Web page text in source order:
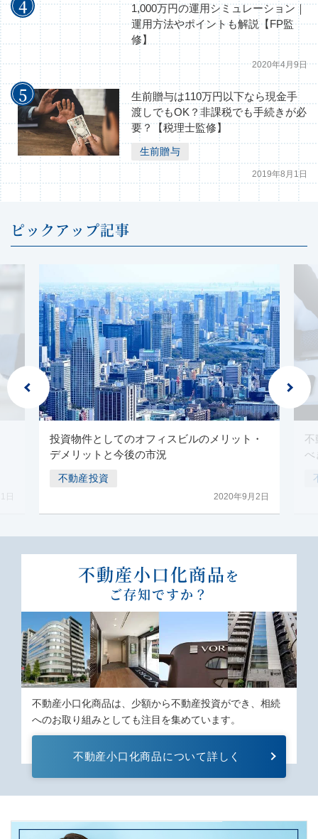
1,000万円の運用シミュレーション｜
運用方法やポイントも解説【FP監
修】
2020年4月9日
生前贈与は110万円以下なら現金手
渡しでもOK？非課税でも手続きが必
要？【税理士監修】
生前贈与
2019年8月1日
ピックアップ記事
投資物件としてのオフィスビルのメリット・
デメリットと今後の市況
不動産投資
2020年9月2日
不
べ
不動産⼩⼝化商品を
ご存知ですか？
不動産⼩⼝化商品は、少額から不動産投資ができ、相続
へのお取り組みとしても注⽬を集めています。
不動産⼩⼝化商品について詳しく